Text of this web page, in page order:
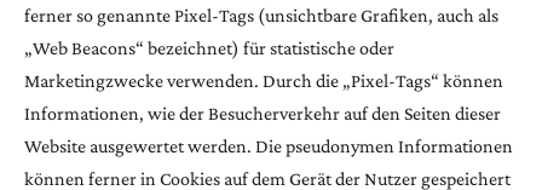
ferner so genannte Pixel-Tags (unsichtbare Grafiken, auch als
„Web Beacons“ bezeichnet) für statistische oder
Marketingzwecke verwenden. Durch die „Pixel-Tags“ können
Informationen, wie der Besucherverkehr auf den Seiten dieser
Website ausgewertet werden. Die pseudonymen Informationen
können ferner in Cookies auf dem Gerät der Nutzer gespeichert